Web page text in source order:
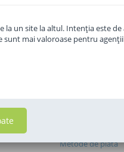
Metode de plata
un site la altul. Intenţia este de
mai valoroase pentru